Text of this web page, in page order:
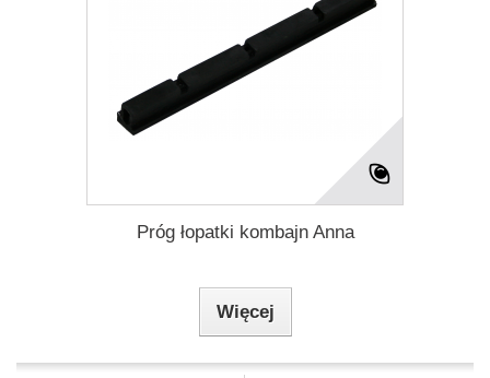
Próg łopatki kombajn Anna
Więcej